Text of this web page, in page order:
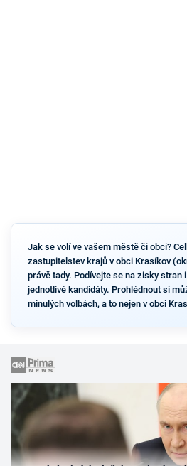
Jak se volí ve vašem městě či obci?
zastupitelstev krajů v obci Krasíkov
právě tady. Podívejte se na zisky stran
jednotlivé kandidáty. Prohlédnout si
minulých volbách, a to nejen v obci